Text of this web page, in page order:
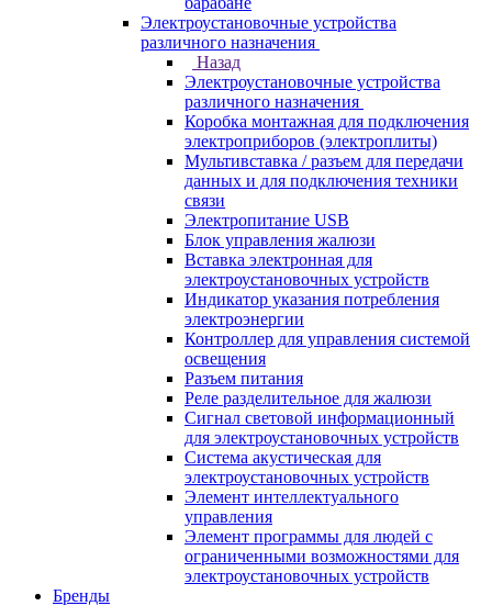
Электроустановочные устройства
различного назначения
Назад
Электроустановочные устройства
различного назначения
Коробка монтажная для подключения
электроприборов (электроплиты)
Мультивставка / разъем для передачи
данных и для подключения техники
связи
Электропитание USB
Блок управления жалюзи
Вставка электронная для
электроустановочных устройств
Индикатор указания потребления
электроэнергии
Контроллер для управления системой
освещения
Разъем питания
Реле разделительное для жалюзи
Сигнал световой информационный
для электроустановочных устройств
Система акустическая для
электроустановочных устройств
Элемент интеллектуального
управления
Элемент программы для людей с
ограниченными возможностями для
электроустановочных устройств
Бренды